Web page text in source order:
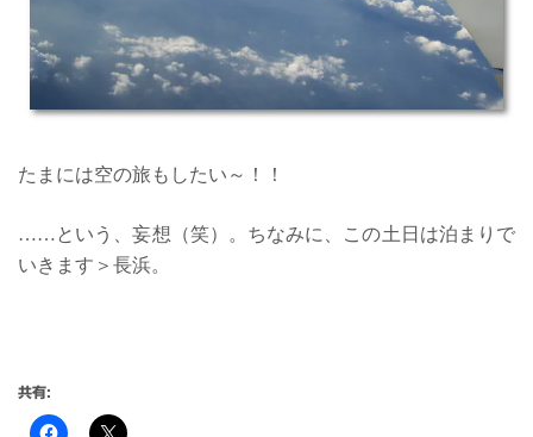
たまには空の旅もしたい～！！
……という、妄想（笑）。ちなみに、この土日は泊まりで
いきます＞長浜。
共有: